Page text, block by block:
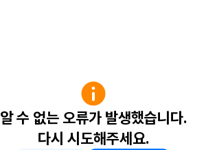
알 수 없는 오류가 발생했습니다.
다시 시도해주세요.